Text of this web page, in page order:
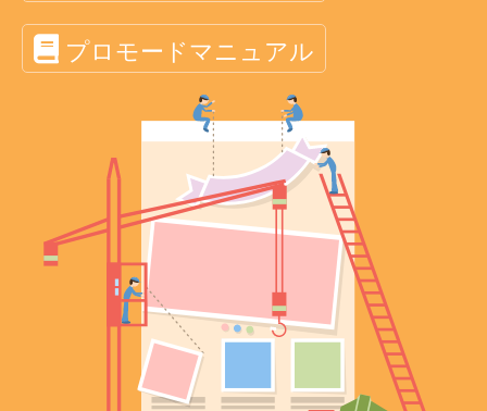
プロモードマニュアル